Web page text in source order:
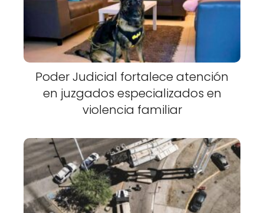
Poder Judicial fortalece atención
en juzgados especializados en
violencia familiar